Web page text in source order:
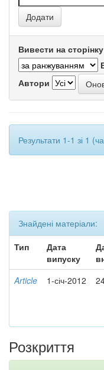
Вивести на сторінку
Автори
Результати 1-1 зі 1
Знайдені матеріали:
Тип
Дата
випуску
Article 1-січ-2012
Розкриття